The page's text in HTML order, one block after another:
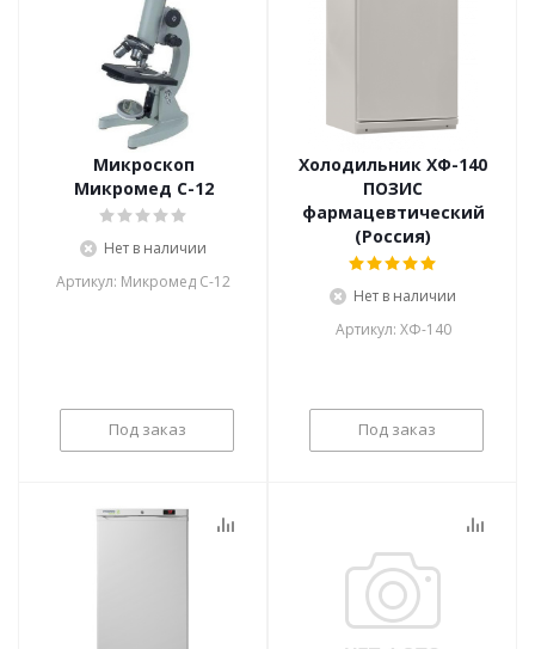
Микроскоп
Микромед С-12
Нет в наличии
Артикул: Микромед С-12
Под заказ
Холодильник ХФ-140
ПОЗИС
фармацевтический
(Россия)
Нет в наличии
Артикул: ХФ-140
Под заказ